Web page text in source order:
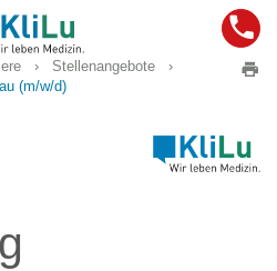
› Stellenangebote
›
(m/w/d)